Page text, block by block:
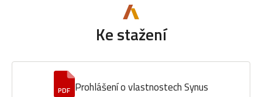
Ke stažení
PDF Prohlášení o vlastnostech Synus